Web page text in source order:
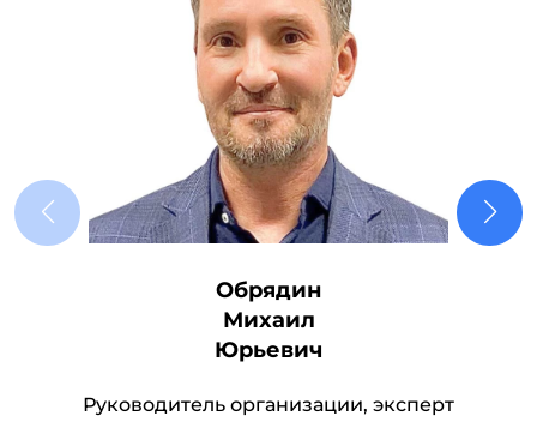
Обрядин
Михаил
Юрьевич
Руководитель организации, эксперт